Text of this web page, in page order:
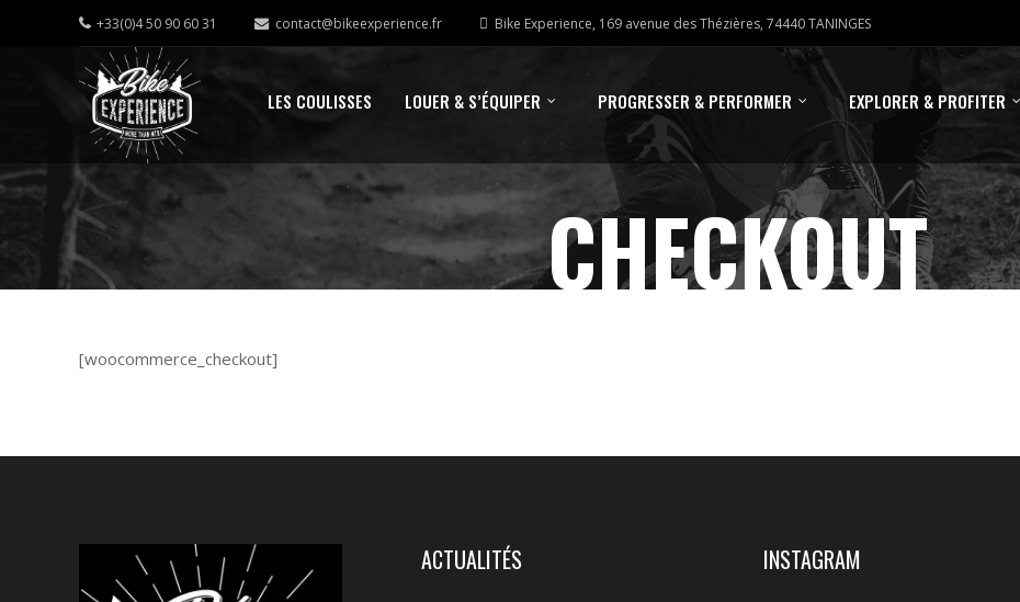
+33(0)4 50 90 60 31 contact@bikeexperience.fr Bike Experience, 169 avenue des Thézières, 74440 TANINGES
LES COULISSES LOUER & S’ÉQUIPER PROGRESSER & PERFORMER EXPLORER & PROFITER
CHECKOUT
[woocommerce_checkout]
ACTUALITÉS INSTAGRAM